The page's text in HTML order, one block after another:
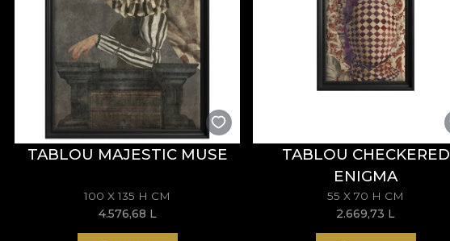
TABLOU MAJESTIC MUSE
100 X 135 H CM
4.576,68 L
TABLOU CHECKERED
ENIGMA
55 X 70 H CM
2.669,73 L